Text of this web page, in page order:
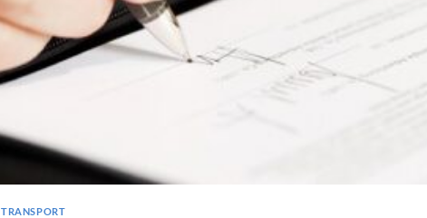
,TRANSPORT